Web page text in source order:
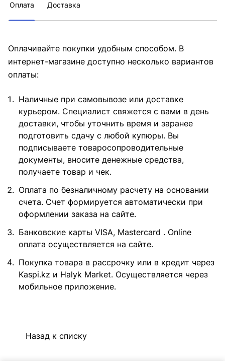
Оплата Доставка
Оплачивайте покупки удобным способом. В
интернет-магазине доступно несколько вариантов
оплаты:
Наличные при самовывозе или доставке
курьером. Специалист свяжется с вами в день
доставки, чтобы уточнить время и заранее
подготовить сдачу с любой купюры. Вы
подписываете товаросопроводительные
документы, вносите денежные средства,
получаете товар и чек.
Оплата по безналичному расчету на основании
счета. Счет формируется автоматически при
оформлении заказа на сайте.
Банковские карты VISA, Mastercard . Online
оплата осуществляется на сайте.
Покупка товара в рассрочку или в кредит через
Kaspi.kz и Halyk Market. Осуществляется через
мобильное приложение.
Назад к списку